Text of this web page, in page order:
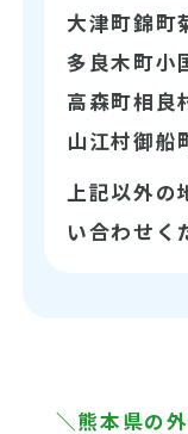
大津町錦町
多良木町小
高森町相良
山江村御船
上記以外の
い合わせく
＼熊本県の